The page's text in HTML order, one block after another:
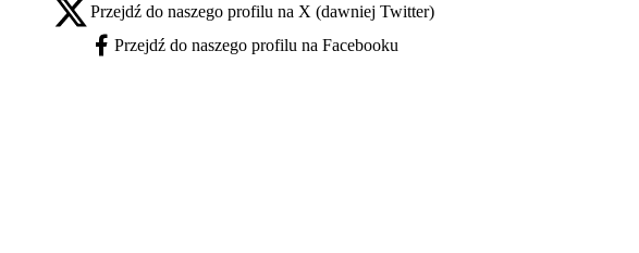
X - otwiera się w nowej karcie
Przejdź do naszego profilu na X (dawniej Twitter)
Facebook - otwiera się w nowej karcie
Przejdź do naszego profilu na Facebooku